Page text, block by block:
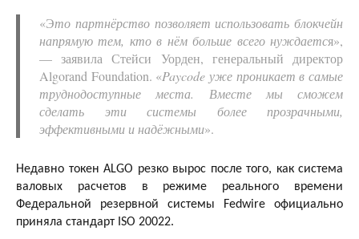
«Это партнёрство позволяет использовать блокчейн
напрямую тем, кто в нём больше всего нуждается»,
— заявила Стейси Уорден, генеральный директор
Algorand Foundation. «Paycode уже проникает в самые
труднодоступные места. Вместе мы сможем
сделать эти системы более прозрачными,
эффективными и надёжными».
Недавно токен ALGO резко вырос после того, как система
валовых расчетов в режиме реального времени
Федеральной резервной системы Fedwire официально
приняла стандарт ISO 20022.